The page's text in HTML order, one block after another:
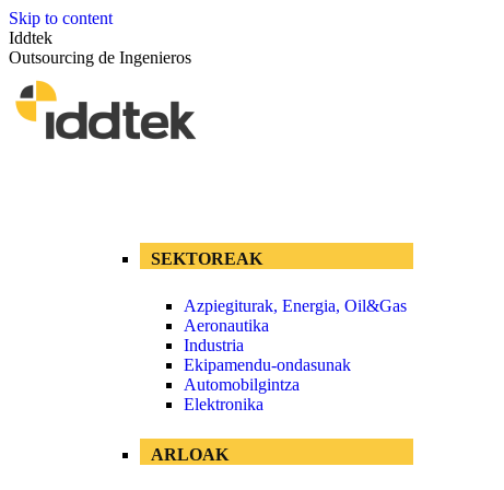
Skip to content
Iddtek
Outsourcing de Ingenieros
SEKTOREAK
Azpiegiturak, Energia, Oil&Gas
Aeronautika
Industria
Ekipamendu-ondasunak
Automobilgintza
Elektronika
ARLOAK